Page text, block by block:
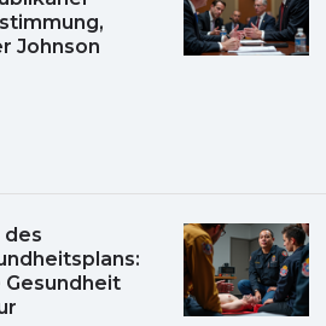
Johnson
des